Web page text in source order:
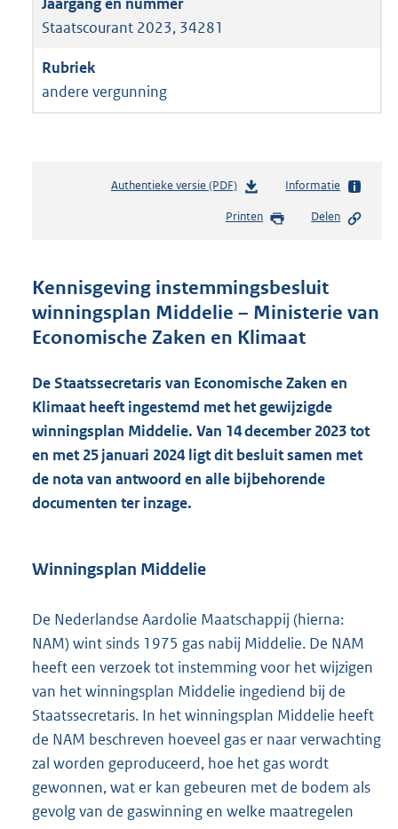
Staatscourant 2023, 34281
andere vergunning
Authentieke versie (PDF)b
s
n
d
s
g
o
t
t
e
:
2
Informatie
Printen Delen
Kennisgeving instemmingsbesluit
winningsplan Middelie – Ministerie van
Economische Zaken en Klimaat
De Staatssecretaris van Economische Zaken en
Klimaat heeft ingestemd met het gewijzigde
winningsplan Middelie. Van 14 december 2023 tot
en met 25 januari 2024 ligt dit besluit samen met
de nota van antwoord en alle bijbehorende
documenten ter inzage.
Winningsplan Middelie
De Nederlandse Aardolie Maatschappij (hierna:
NAM) wint sinds 1975 gas nabij Middelie. De NAM
heeft een verzoek tot instemming voor het wijzigen
van het winningsplan Middelie ingediend bij de
Staatssecretaris. In het winningsplan Middelie heeft
de NAM beschreven hoeveel gas er naar verwachting
zal worden geproduceerd, hoe het gas wordt
gewonnen, wat er kan gebeuren met de bodem als
gevolg van de gaswinning en welke maatregelen